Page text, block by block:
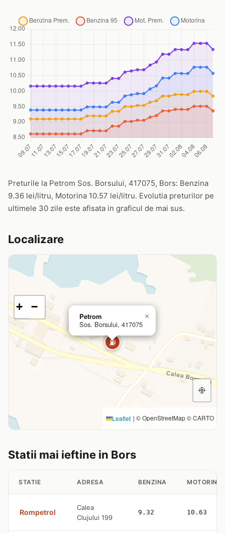
Preturile la Petrom Sos. Borsului, 417075, Bors: Benzina
9.36 lei/litru, Motorina 10.57 lei/litru. Evolutia preturilor pe
ultimele 30 zile este afisata in graficul de mai sus.
Localizare
⛽
Petrom
Sos. Borsului, 417075
×
+ −
Leaflet | © OpenStreetMap © CARTO
Statii mai ieftine in Bors
STATIE ADRESA BENZINA MOTORINA
Rompetrol
Calea
Clujului 199
9.32 10.63